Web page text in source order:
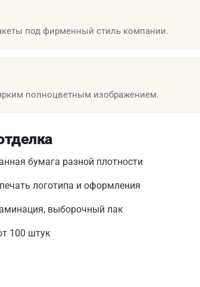
под фирменный стиль компании.
полноцветным изображением.
бумага разной плотности
логотипа и оформления
выборочный лак
100 штук